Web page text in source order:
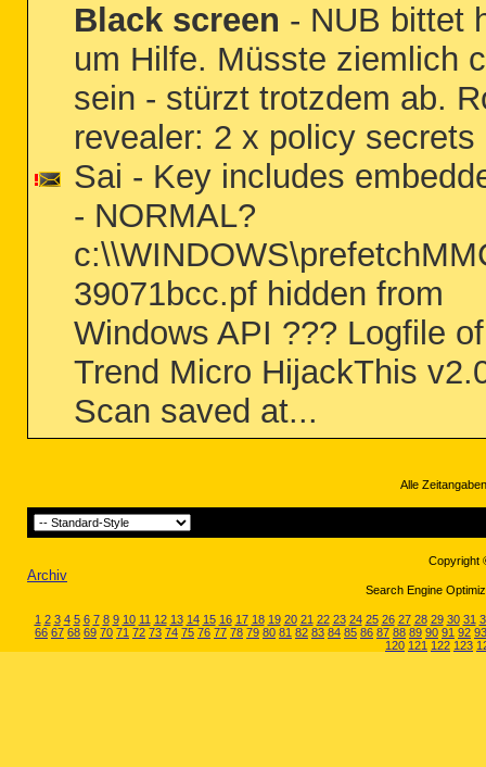
Black screen - NUB bittet
um Hilfe. Müsste ziemlich
sein - stürzt trotzdem ab.
revealer: 2 x policy secrets
Sai - Key includes
- NORMAL?
39071bcc.pf hidden from
Windows API ??? Logfile of
Trend Micro HijackThis
Scan saved at...
Alle
Copyright
Archiv
Search Engine
1 2 3 4 5 6 7 8 9 10 11 12 13 14 15 16 17 18 19 20 21 22 23 24 25 26 27 28 29 30 31
66 67 68 69 70 71 72 73 74 75 76 77 78 79 80 81 82 83 84 85 86 87 88 89 90 91 92 93
120 121 122 123